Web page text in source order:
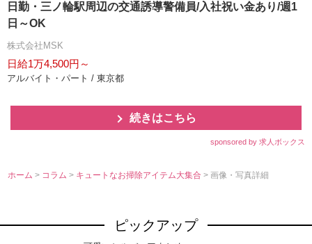
日勤・三ノ輪駅周辺の交通誘導警備員/入社祝い金あり/週1
日～OK
株式会社MSK
日給1万4,500円～
アルバイト・パート / 東京都
続きはこちら
sponsored by 求人ボックス
ホーム > コラム> キュートなお掃除アイテム大集合> 画像・写真詳細
ピックアップ